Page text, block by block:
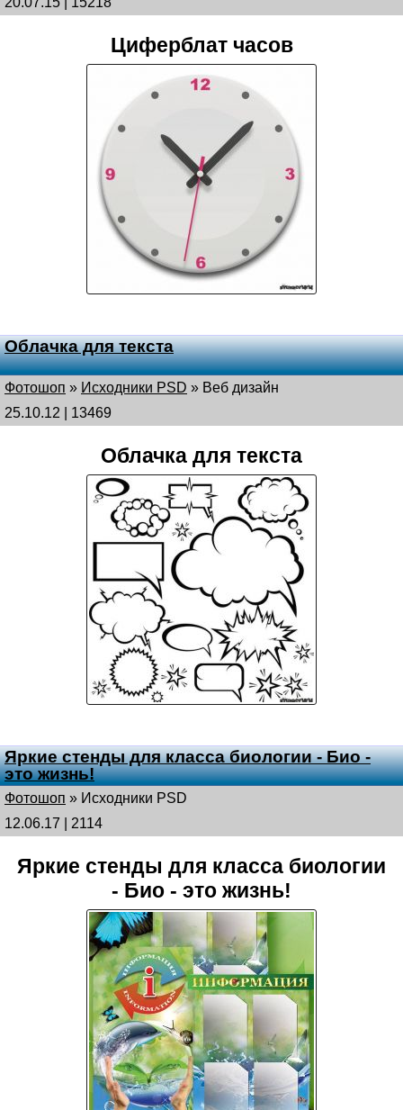
Циферблат часов
Облачка для текста
Фотошоп » Исходники PSD » Веб дизайн
25.10.12 | 13469
Облачка для текста
Яркие стенды для класса биологии - Био -
это жизнь!
Фотошоп » Исходники PSD
12.06.17 | 2114
Яркие стенды для класса биологии
- Био - это жизнь!